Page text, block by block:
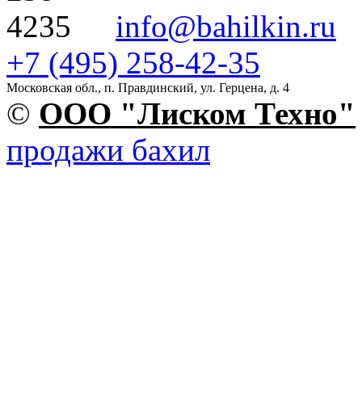
info@bahilkin.ru
+7 (495) 258-42-35
Московская обл., п. Правдинский, ул. Герцена, д. 4
© OOO "Лиском Техно"
продажи бахил